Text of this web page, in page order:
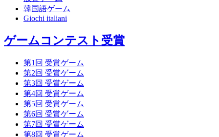
韓国語ゲーム
Giochi italiani
ゲームコンテスト受賞
第1回 受賞ゲーム
第2回 受賞ゲーム
第3回 受賞ゲーム
第4回 受賞ゲーム
第5回 受賞ゲーム
第6回 受賞ゲーム
第7回 受賞ゲーム
第8回 受賞ゲーム